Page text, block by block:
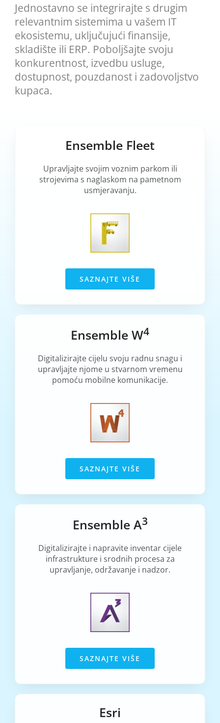
Jednostavno se integrirajte s drugim
relevantnim sistemima u vašem IT
ekosistemu, uključujući finansije,
skladište ili ERP. Poboljšajte svoju
konkurentnost, izvedbu usluge,
dostupnost, pouzdanost i zadovoljstvo
kupaca.
Ensemble A3
Digitalizirajte i napravite inventar cijele
infrastrukture i srodnih procesa za
upravljanje, održavanje i nadzor.
SAZNAJTE VIŠE
Ensemble W4
Digitalizirajte cijelu svoju radnu snagu i
upravljajte njome u stvarnom vremenu
pomoću mobilne komunikacije.
SAZNAJTE VIŠE
Ensemble Fleet
Upravljajte svojim voznim parkom ili
strojevima s naglaskom na pametnom
usmjeravanju.
SAZNAJTE VIŠE
Esri